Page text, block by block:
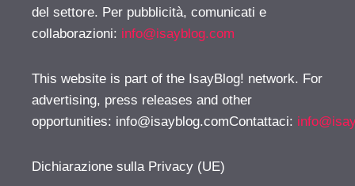
del settore. Per pubblicità, comunicati e
collaborazioni: info@isayblog.com
This website is part of the IsayBlog! network. For
advertising, press releases and other
opportunities: info@isayblog.comContattaci:
Dichiarazione sulla Privacy (UE)